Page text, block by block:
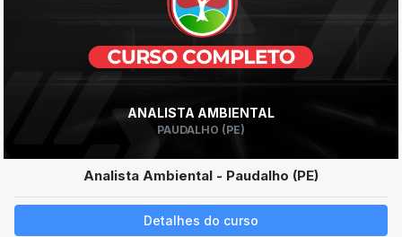
ANALISTA AMBIENTAL
PAUDALHO (PE)
Analista Ambiental - Paudalho (PE)
Detalhes do curso